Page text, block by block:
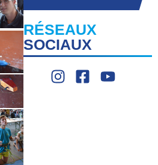
RÉSEAUX
SOCIAUX